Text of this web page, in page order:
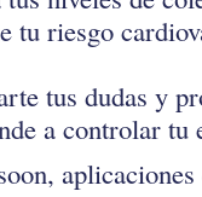
tu riesgo
tus dudas y
a controlar tu